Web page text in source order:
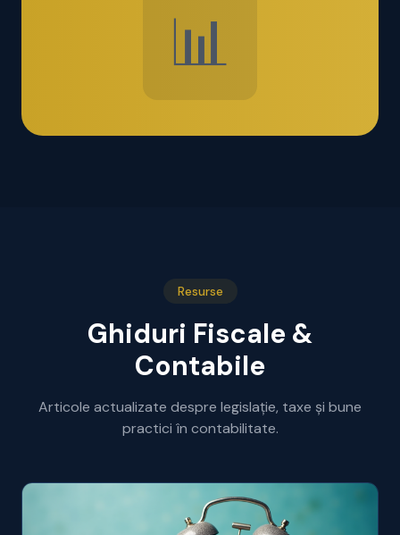
📊
Resurse
Ghiduri Fiscale &
Contabile
Articole actualizate despre legislație, taxe și bune
practici în contabilitate.